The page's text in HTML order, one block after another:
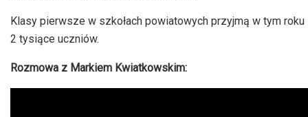
Klasy pierwsze w szkołach powiatowych przyjmą w tym roku
2 tysiące uczniów.
Rozmowa z Markiem Kwiatkowskim: